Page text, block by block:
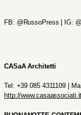
FB: @RussoPress | IG:
CASaA Architetti
Tel: +39 085 4311109 |
http://www.casaassociati.it